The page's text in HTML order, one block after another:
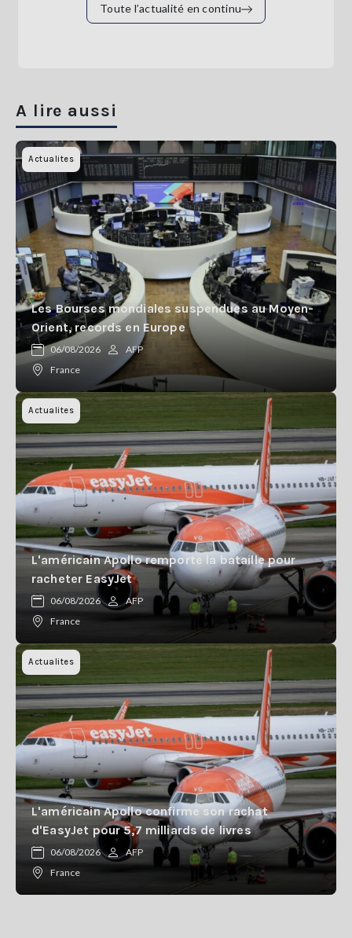
Toute l’actualité en continu
A lire aussi
Actualites
Les Bourses mondiales suspendues au Moyen-
Orient, records en Europe
06/08/2026
AFP
France
Actualites
L'américain Apollo remporte la bataille pour
racheter EasyJet
06/08/2026
AFP
France
Actualites
L'américain Apollo confirme son rachat
d'EasyJet pour 5,7 milliards de livres
06/08/2026
AFP
France